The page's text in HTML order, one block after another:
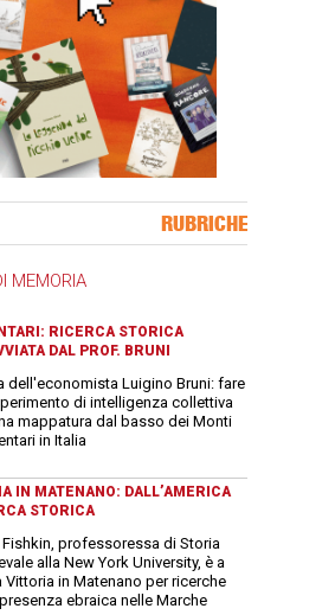
RUBRICHE
MEMORIA
RICERCA STORICA
DAL PROF. BRUNI
dell'economista Luigino Bruni: fare
di intelligenza collettiva
mappatura dal basso dei Monti
in Italia
IN MATENANO: DALL’AMERICA
STORICA
Fishkin, professoressa di Storia
alla New York University, è a
Vittoria in Matenano per ricerche
ebraica nelle Marche